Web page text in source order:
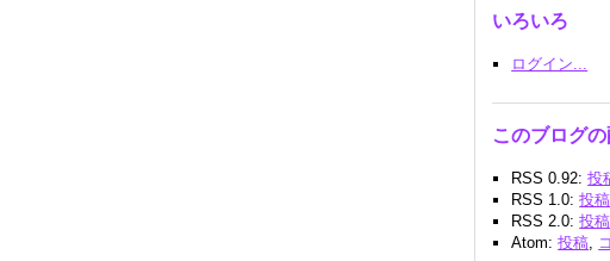
いろいろ
ログイン...
このブログ
RSS 0.92:投
RSS 1.0:投稿
RSS 2.0:投稿
Atom:投稿